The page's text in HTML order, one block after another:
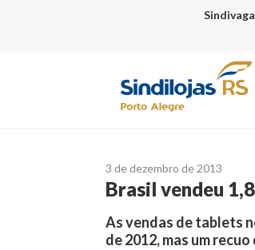
3 de dezembro de 2013
Brasil vendeu
As vendas de tablets
de 2012, mas um